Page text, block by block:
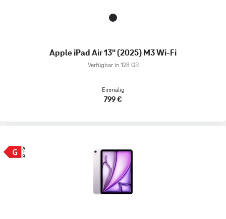
Apple iPad Air 13" (2025) M3 Wi-Fi
Verfügbar in 128 GB
Einmalig
799 €